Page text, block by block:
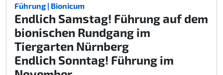
Führung | Bionicum
Endlich Samstag! Führung auf dem
bionischen Rundgang im
Tiergarten Nürnberg
Endlich Sonntag! Führung im